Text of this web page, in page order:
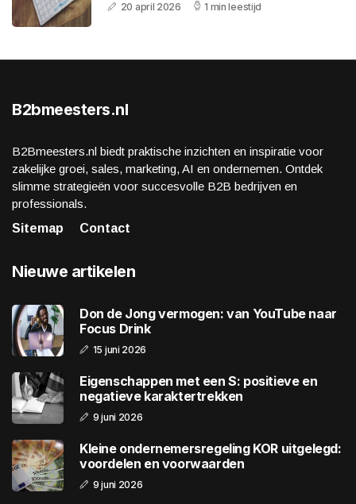
20 april 2026 1 min leestijd
B2bmeesters.nl
B2Bmeesters.nl biedt praktische inzichten en inspiratie voor
zakelijke groei, sales, marketing, AI en ondernemen. Ontdek
slimme strategieën voor succesvolle B2B bedrijven en
professionals.
Sitemap
Contact
Nieuwe artikelen
Don de Jong vermogen: van YouTube naar
Focus Drink
15 juni 2026
Eigenschappen met een S: positieve en
negatieve karaktertrekken
9 juni 2026
Kleine ondernemersregeling KOR uitgelegd:
voordelen en voorwaarden
9 juni 2026